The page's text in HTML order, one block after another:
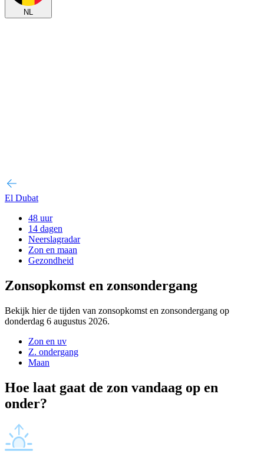
NL
El Dubat
48 uur
14 dagen
Neerslagradar
Zon en maan
Gezondheid
Zonsopkomst en zonsondergang
Bekijk hier de tijden van zonsopkomst en zonsondergang op
donderdag 6 augustus 2026.
Zon en uv
Z. ondergang
Maan
Hoe laat gaat de zon vandaag op en
onder?